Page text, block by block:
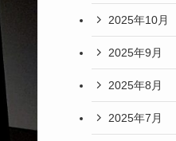
2025年10月
2025年9月
2025年8月
2025年7月